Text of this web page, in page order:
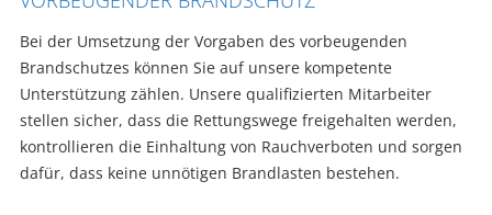
Bei der Umsetzung der Vorgaben des vorbeugenden
Brandschutzes können Sie auf unsere kompetente
Unterstützung zählen. Unsere qualifizierten Mitarbeiter
stellen sicher, dass die Rettungswege freigehalten werden,
kontrollieren die Einhaltung von Rauchverboten und sorgen
dafür, dass keine unnötigen Brandlasten bestehen.